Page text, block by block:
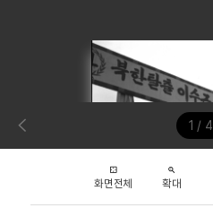
1 / 4
화면전체 확대